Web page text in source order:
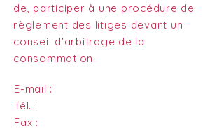
de, participer à une procédure de
règlement des litiges devant un
conseil d'arbitrage de la
consommation.
E-mail :
Tél. :
Fax :